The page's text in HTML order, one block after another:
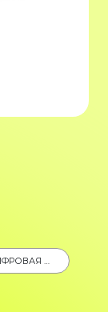
ЦИФРОВАЯ ПЕЧАТЬ